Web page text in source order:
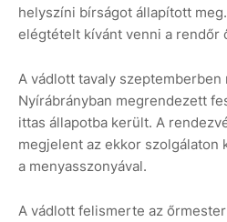
helyszíni bírságot állapított
elégtételt kívánt venni a rendőr
A vádlott tavaly
Nyírábrányban megrendezett
ittas állapotba került. A
megjelent az ekkor szolgálaton
a menyasszonyával.
A vádlott felismerte az